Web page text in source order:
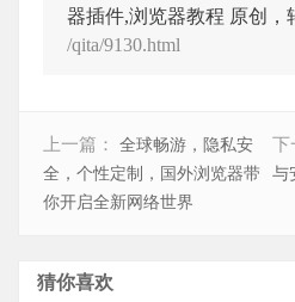
器插件,浏览器教程 原创，
/qita/9130.html
上一篇： 全球畅游，隐私安
全，个性定制，国外浏览器带
你开启全新网络世界
下
与
猜你喜欢